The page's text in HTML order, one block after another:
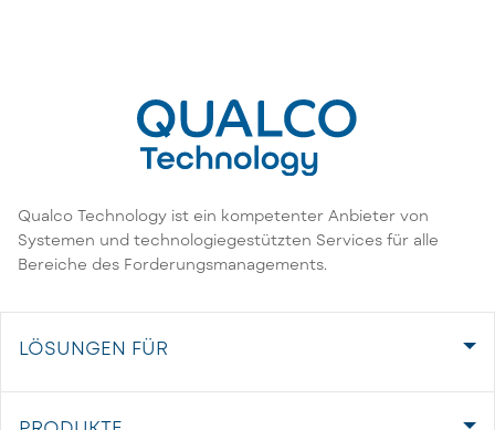
Qualco Technology ist ein kompetenter Anbieter von
Systemen und technologiegestützten Services für alle
Bereiche des Forderungsmanagements.
LÖSUNGEN FÜR